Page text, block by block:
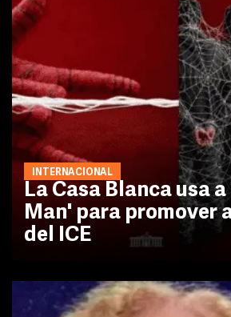
INTERNACIONAL
La Casa Blanca usa
Man' para promover
del ICE